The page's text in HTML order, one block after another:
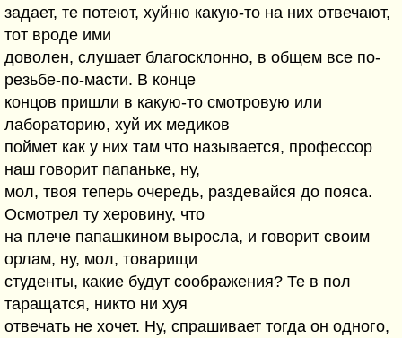
задает, те потеют, хуйню какую-то на них отвечают,
тот вроде ими
доволен, слушает благосклонно, в общем все по-
резьбе-по-масти. В конце
концов пришли в какую-то смотровую или
лабораторию, хуй их медиков
поймет как у них там что называется, профессор
наш говорит папаньке, ну,
мол, твоя теперь очередь, раздевайся до пояса.
Осмотрел ту херовину, что
на плече папашкином выросла, и говорит своим
орлам, ну, мол, товарищи
студенты, какие будут соображения? Те в пол
таращатся, никто ни хуя
отвечать не хочет. Ну, спрашивает тогда он одного,